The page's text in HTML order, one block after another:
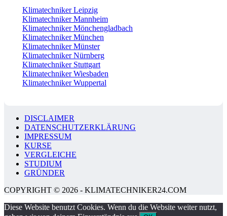
Klimatechniker Leipzig
Klimatechniker Mannheim
Klimatechniker Mönchengladbach
Klimatechniker München
Klimatechniker Münster
Klimatechniker Nürnberg
Klimatechniker Stuttgart
Klimatechniker Wiesbaden
Klimatechniker Wuppertal
DISCLAIMER
DATENSCHUTZERKLÄRUNG
IMPRESSUM
KURSE
VERGLEICHE
STUDIUM
GRÜNDER
COPYRIGHT © 2026 - KLIMATECHNIKER24.COM
Diese Website benutzt Cookies. Wenn du die Website weiter nutzt,